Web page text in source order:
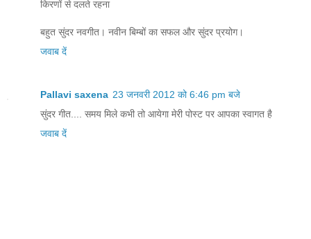
किरणों से दलते रहना
बहुत सुंदर नवगीत। नवीन बिम्बों का सफल और सुंदर प्रयोग।
जवाब दें
Pallavi saxena 23 जनवरी 2012 को 6:46 pm बजे
सुंदर गीत.... समय मिले कभी तो आयेगा मेरी पोस्ट पर आपका स्वागत है
जवाब दें